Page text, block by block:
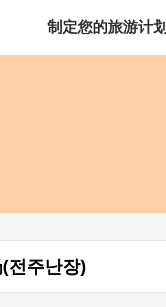
制定您的旅游计划
전주난장)